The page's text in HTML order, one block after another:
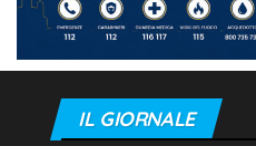
IL GIORNALE